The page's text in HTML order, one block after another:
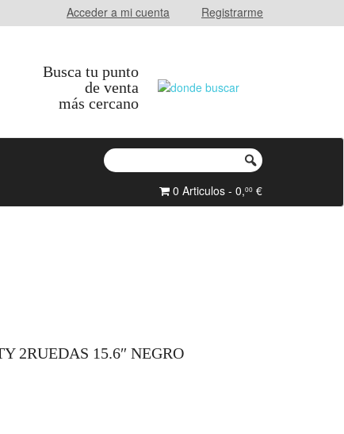
Acceder a mi cuenta Registrarme
Busca tu punto
de venta
más cercano
0 Articulos - 0,00 €
2RUEDAS 15.6″ NEGRO